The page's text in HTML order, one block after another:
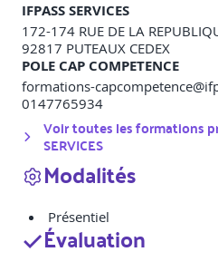
IFPASS SERVICES
172-174 RUE DE LA
92817 PUTEAUX CEDEX
POLE CAP COMPETENCE
formations-
0147765934
Voir toutes les formations
SERVICES
Modalités
Présentiel
Évaluation